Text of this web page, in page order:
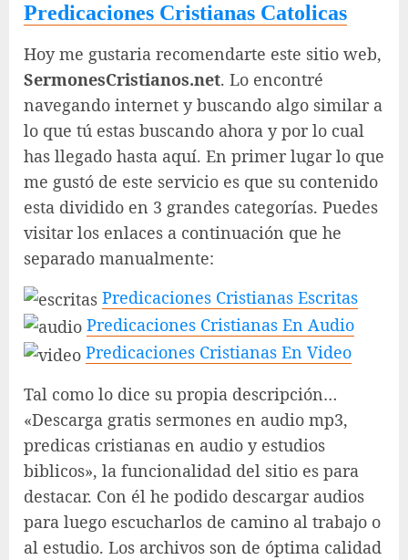
Predicaciones Cristianas Catolicas
Hoy me gustaria recomendarte este sitio web,
SermonesCristianos.net. Lo encontré
navegando internet y buscando algo similar a
lo que tú estas buscando ahora y por lo cual
has llegado hasta aquí. En primer lugar lo que
me gustó de este servicio es que su contenido
esta dividido en 3 grandes categorías. Puedes
visitar los enlaces a continuación que he
separado manualmente:
Predicaciones Cristianas Escritas
Predicaciones Cristianas En Audio
Predicaciones Cristianas En Video
Tal como lo dice su propia descripción…
«Descarga gratis sermones en audio mp3,
predicas cristianas en audio y estudios
biblicos», la funcionalidad del sitio es para
destacar. Con él he podido descargar audios
para luego escucharlos de camino al trabajo o
al estudio. Los archivos son de óptima calidad